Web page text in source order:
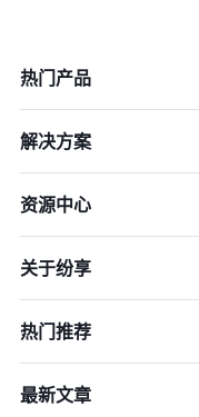
热门产品
解决方案
资源中心
关于纷享
热门推荐
最新文章